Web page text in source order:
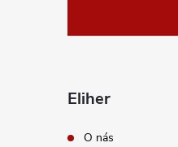
Eliher
O nás